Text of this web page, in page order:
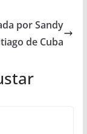
por Sandy
de Cuba